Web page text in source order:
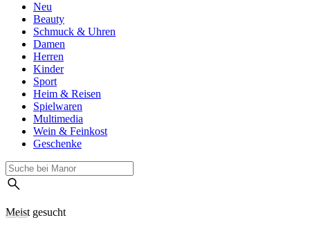
Neu
Beauty
Schmuck & Uhren
Damen
Herren
Kinder
Sport
Heim & Reisen
Spielwaren
Multimedia
Wein & Feinkost
Geschenke
Meist gesucht